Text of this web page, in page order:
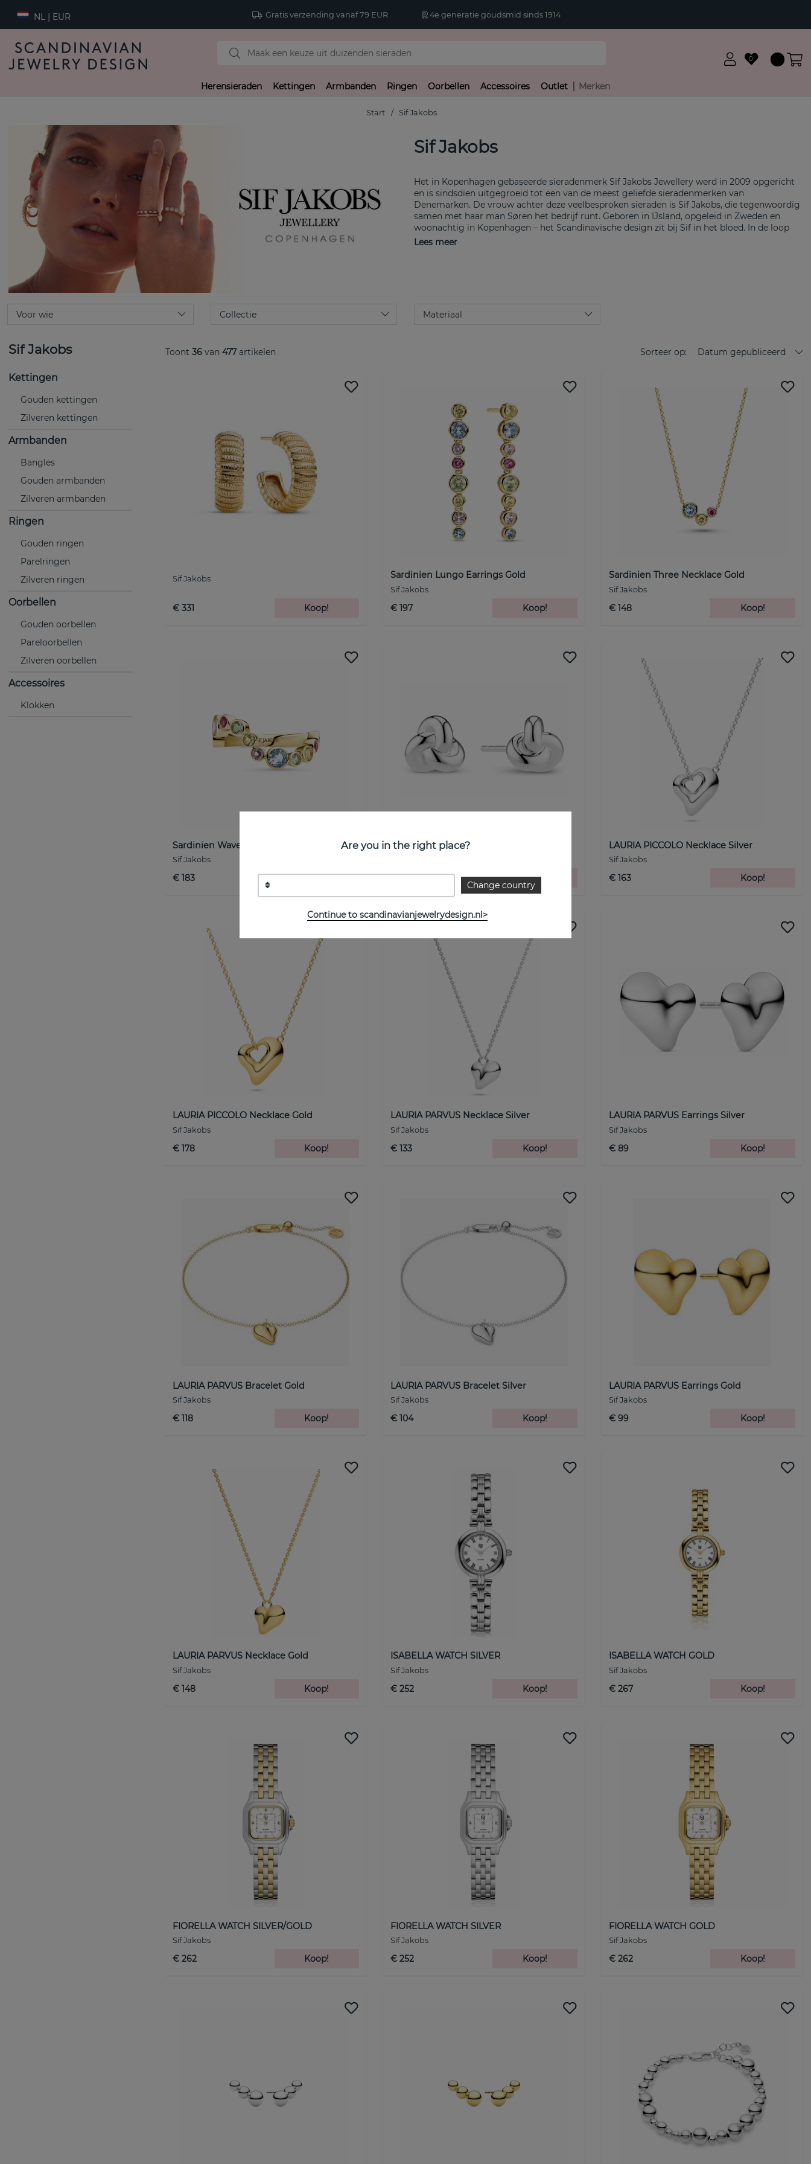
NL | EUR Gratis verzending vanaf 79 EUR 4e generatie goudsmid sinds 1914
0
Herensieraden Kettingen Armbanden Ringen Oorbellen Accessoires Outlet Merken
Start Sif Jakobs
Sif Jakobs
Het in Kopenhagen gebaseerde sieradenmerk Sif Jakobs Jewellery werd in 2009 opgericht
en is sindsdien uitgegroeid tot een van de meest geliefde sieradenmerken van
Denemarken. De vrouw achter deze veelbesproken sieraden is Sif Jakobs, die tegenwoordig
samen met haar man Søren het bedrijf runt. Geboren in IJsland, opgeleid in Zweden en
woonachtig in Kopenhagen – het Scandinavische design zit bij Sif in het bloed. In de loop
van de jaren heeft ze ook veel tijd doorgebracht in Italië, wat terug te zien in haar designs.
Sif Jakobs maakt sieraden voor de moderne vrouw en haar stijlvolle sieradenontwerpen
gebalanceerde sieraden die zowel in het dagelijkse leven als op feesten gedragen kunnen
Lees meer
Sif Jakobs
Kettingen
Gouden kettingen
Zilveren kettingen
Armbanden
Bangles
Gouden armbanden
Zilveren armbanden
Ringen
Gouden ringen
Parelringen
Zilveren ringen
Oorbellen
Gouden oorbellen
Pareloorbellen
Zilveren oorbellen
Accessoires
Klokken
Toont 36 van 477 artikelen Sorteer op: Datum gepubliceerd
Sif Jakobs
€ 331 Koop!
Sardinien Lungo Earrings Gold
Sif Jakobs
€ 197 Koop!
Sardinien Three Necklace Gold
Sif Jakobs
€ 148 Koop!
Sardinien Wave Ring Gold
Sif Jakobs
€ 183 Koop!
Imperia Pianura Piccolo Earrings Silver
€ 128 Koop!
LAURIA PICCOLO Necklace Silver
Sif Jakobs
€ 163 Koop!
LAURIA PICCOLO Necklace Gold
Sif Jakobs
€ 178 Koop!
LAURIA PARVUS Necklace Silver
Sif Jakobs
€ 133 Koop!
LAURIA PARVUS Earrings Silver
Sif Jakobs
€ 89 Koop!
LAURIA PARVUS Bracelet Gold
Sif Jakobs
€ 118 Koop!
LAURIA PARVUS Bracelet Silver
Sif Jakobs
€ 104 Koop!
LAURIA PARVUS Earrings Gold
Sif Jakobs
€ 99 Koop!
LAURIA PARVUS Necklace Gold
Sif Jakobs
€ 148 Koop!
ISABELLA WATCH SILVER
Sif Jakobs
€ 252 Koop!
ISABELLA WATCH GOLD
Sif Jakobs
€ 267 Koop!
FIORELLA WATCH SILVER/GOLD
Sif Jakobs
€ 262 Koop!
FIORELLA WATCH SILVER
Sif Jakobs
€ 252 Koop!
FIORELLA WATCH GOLD
Sif Jakobs
€ 262 Koop!
Are you in the right place?
Change country
Continue to scandinavianjewelrydesign.nl>